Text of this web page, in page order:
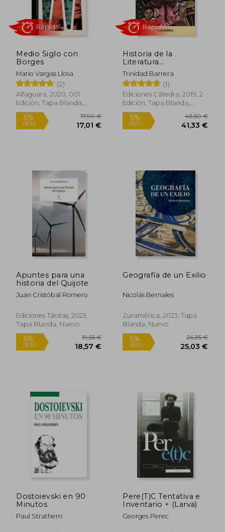
5%
dcto.
5%
dcto.
Medio Siglo con
Borges
Mario Vargas Llosa
(2)
Alfaguara, 2020, 001
Edición, Tapa Blanda,
Nuevo
5%
dcto. 17,01 €
Rápido
Historia de la
Literatura
Hispanoamericana, Iii:
Siglo xx (Crítica y
Estudios Literarios -
Historias de la
Literatura)
Trinidad Barrera
(1)
Ediciones Cátedra, 2019, 2
Edición, Tapa Blanda,
Nuevo
5%
dcto.
Rápido
Apuntes para una
historia del Quijote
Juan Cristóbal Romero
Ediciones Tácitas, 2023,
Tapa Blanda, Nuevo
Geografía de un Exilio
Nicolás Bernales
Zuramérica, 2023, Tapa
Blanda, Nuevo
Dostoievski en 90
Minutos
Paul Strathern
Pere(T)C Tentativa e
Inventario + (Larva)
Georges Perec